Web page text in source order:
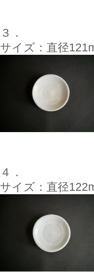
３．
サイズ：直径
４．
サイズ：直径